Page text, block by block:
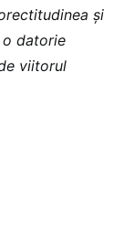
și
datorie
viitorul